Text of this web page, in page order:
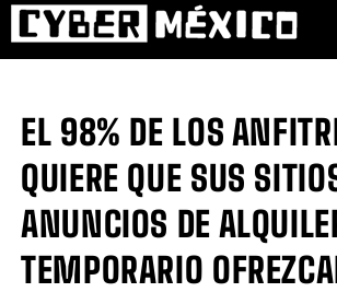
EL 98% DE LOS
QUIERE QUE SUS
ANUNCIOS DE
TEMPORARIO